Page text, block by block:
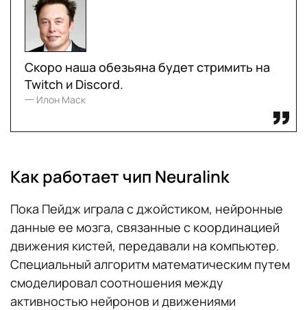
Скоро наша обезьяна будет стримить на
Twitch и Discord.
一 Илон Маск
Как работает чип Neuralink
Пока Пейдж играла с джойстиком, нейронные
данные ее мозга, связанные с координацией
движения кистей, передавали на компьютер.
Специальный алгоритм математическим путем
смоделировал соотношения между
активностью нейронов и движениями